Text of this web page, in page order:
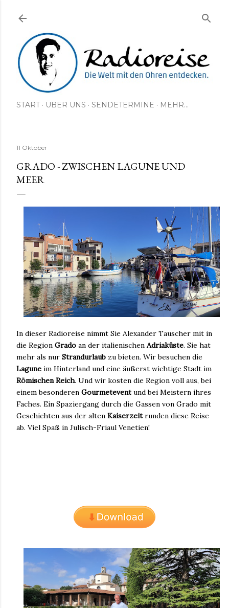
START ÜBER UNS SENDETERMINE MEHR…
11 Oktober
GRADO - ZWISCHEN LAGUNE UND
MEER
In dieser Radioreise nimmt Sie Alexander Tauscher mit in
die Region Grado an der italienischen Adriaküste. Sie hat
mehr als nur Strandurlaub zu bieten. Wir besuchen die
Lagune im Hinterland und eine äußerst wichtige Stadt im
Römischen Reich. Und wir kosten die Region voll aus, bei
einem besonderen Gourmeteventund bei Meistern ihres
Faches. Ein Spaziergang durch die Gassen von Grado mit
Geschichten aus der alten Kaiserzeitrunden diese Reise
ab. Viel Spaß in Julisch-Friaul Venetien!